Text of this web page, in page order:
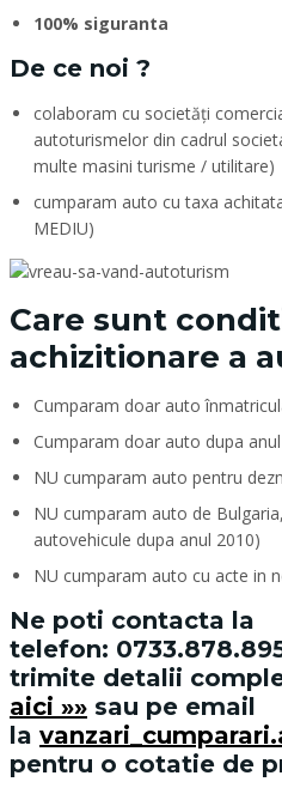
100% siguranta
De ce noi ?
colaboram cu societăți
autoturismelor din cadrul
multe masini turisme / utilitare)
cumparam auto cu taxa
MEDIU)
Care sunt
achizitionare a
Cumparam doar auto
Cumparam doar auto dupa
NU cumparam auto pentru
NU cumparam auto de
autovehicule dupa anul 2010)
NU cumparam auto cu acte in
Ne poti contacta la
telefon:
trimite detalii
aici »» sau pe email
la
pentru o cotatie de